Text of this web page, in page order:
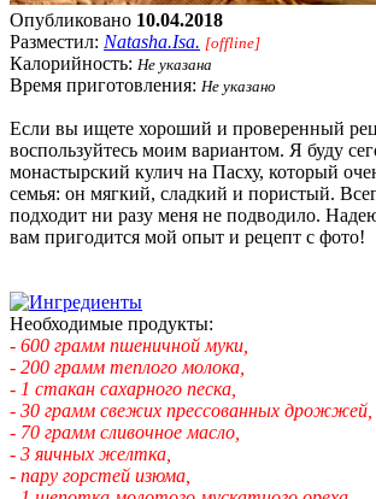
Опубликовано 10.04.2018
Разместил: Natasha.Isa. [offline]
Калорийность: Не указана
Время приготовления: Не указано
Если вы ищете хороший и проверенный
воспользуйтесь моим вариантом. Я буду
монастырский кулич на Пасху, который
семья: он мягкий, сладкий и пористый.
подходит ни разу меня не подводило.
вам пригодится мой опыт и рецепт с фото!
Необходимые продукты:
- 600 грамм пшеничной муки,
- 200 грамм теплого молока,
- 1 стакан сахарного песка,
- 30 грамм свежих прессованных дрожжей,
- 70 грамм сливочное масло,
- 3 яичных желтка,
- пару горстей изюма,